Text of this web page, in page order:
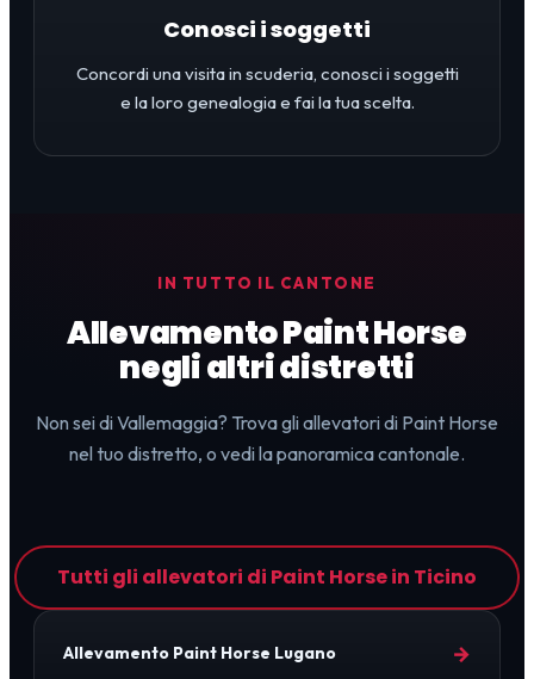
Conosci i soggetti
Concordi una visita in scuderia, conosci i soggetti
e la loro genealogia e fai la tua scelta.
IN TUTTO IL CANTONE
Allevamento Paint Horse
negli altri distretti
Non sei di Vallemaggia? Trova gli allevatori di Paint Horse
nel tuo distretto, o vedi la panoramica cantonale.
Tutti gli allevatori di Paint Horse in Ticino
Allevamento Paint Horse Lugano →